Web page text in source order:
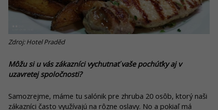
Zdroj: Hotel Praděd
Môžu si u vás zákazníci vychutnať vaše pochúťky aj v
uzavretej spoločnosti?
Samozrejme, máme tu salónik pre zhruba 20 osôb, ktorý naši
zákazníci často využívajú na rôzne oslavy. No a pokiaľ má